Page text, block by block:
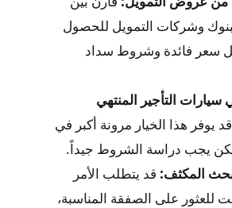
وشركات التمويل للحصول
سعر فائدة وشروط سداد
سيارات التأجير المنتهي
قد يوفر هذا الخيار مرونة أكبر في
ولكن يجب دراسة الشروط جيداً.
المكثف: قد يتطلب الأمر
للعثور على الصفقة المناسبة،